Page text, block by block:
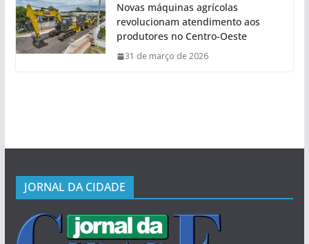
Novas máquinas agrícolas
revolucionam atendimento aos
produtores no Centro-Oeste
31 de março de 2026
JORNAL DA CIDADE